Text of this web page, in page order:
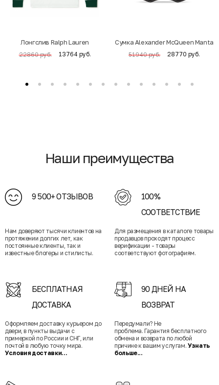
Лонгслив Ralph Lauren
22860 руб. 13764 руб.
Cумка Alexander McQueen Manta
51940 руб. 28770 руб.
Наши преимущества
9 500+ ОТЗЫВОВ
Нам доверяют тысячи клиентов на
протяжении долгих лет, как
постоянные клиенты, так и
известные блогеры и стилисты.
100%
СООТВЕТСТВИЕ
Для размещения в каталоге товары
продавцов проходят процесс
верификации - товары
соответствуют фотографиям.
БЕСПЛАТНАЯ
ДОСТАВКА
Оформляем доставку курьером до
двери, в пункты выдачи с
примеркой по России и СНГ, или
почтой в любую точку мира.
Условия доставки...
90 ДНЕЙ НА
ВОЗВРАТ
Передумали? Не
проблема. Гарантия бесплатного
обмена и возврата по любой
причине к вашим услугам. Узнать
больше...